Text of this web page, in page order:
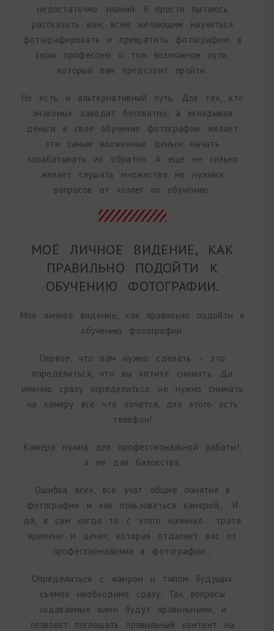
недостаточно знаний. Я просто пытаюсь
рассказать вам, всем желающим научиться
фотографировать и превратить фотографию в
свою профессию о том возможном пути,
который вам предстоит пройти.
Но есть и альтернативный путь. Для тех, кто
знакомых заводит бесплатно, а вкладывая
деньги в свое обучение фотографии желает
эти самые вложенные деньги начать
зарабатывать их обратно. А еще не сильно
желает слушать множество не нужных
вопросов от коллег по обучению.
МОЁ ЛИЧНОЕ ВИДЕНИЕ, КАК
ПРАВИЛЬНО ПОДОЙТИ К
ОБУЧЕНИЮ ФОТОГРАФИИ.
Моё личное видение, как правильно подойти к
обучению фотографии.
Первое, что вам нужно сделать – это
определиться, что вы хотите снимать. Да
именно сразу определиться, не нужно снимать
на камеру все что хочется, для этого есть
телефон!
Камера нужна для профессиональной работы!,
а не для баловства.
Ошибка всех, все учат общие понятия в
фотографии и как пользоваться камерой… И
да, я сам когда то с этого начинал… трата
времени и денег, которая отдаляет вас от
профессионализма в фотографии…
Определиться с жанром и типом будущих
съемок необходимо сразу. Так вопросы
задаваемые вами будут правильными, и
позволят поглощать правильный контент на